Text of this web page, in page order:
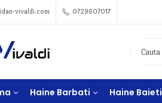
vivaldi.com 0729607017
Haine Barbati Haine Baieti